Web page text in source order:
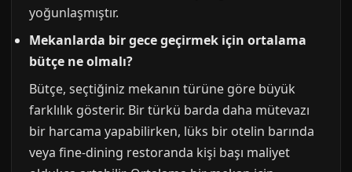
yoğunlaşmıştır.
Mekanlarda bir gece geçirmek için ortalama
bütçe ne olmalı?
Bütçe, seçtiğiniz mekanın türüne göre büyük
farklılık gösterir. Bir türkü barda daha mütevazı
bir harcama yapabilirken, lüks bir otelin barında
veya fine-dining restoranda kişi başı maliyet